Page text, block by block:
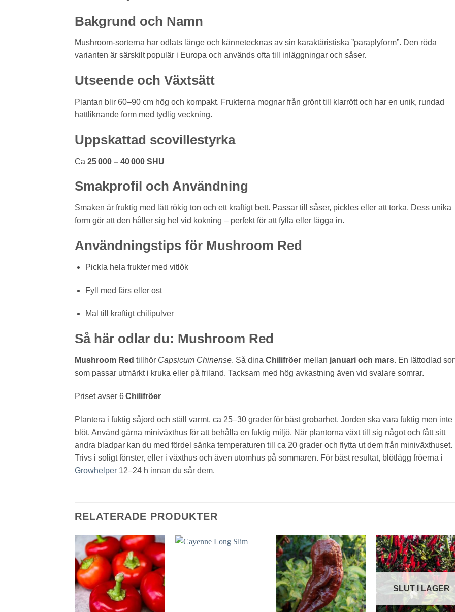
Bakgrund och Namn
Mushroom-sorterna har odlats länge och kännetecknas av sin karaktäristiska ”paraplyform”. Den röda
varianten är särskilt populär i Europa och används ofta till inläggningar och såser.
Utseende och Växtsätt
Plantan blir 60–90 cm hög och kompakt. Frukterna mognar från grönt till klarrött och har en unik, rundad
hattliknande form med tydlig veckning.
Uppskattad scovillestyrka
Ca 25 000 – 40 000 SHU
Smakprofil och Användning
Smaken är fruktig med lätt rökig ton och ett kraftigt bett. Passar till såser, pickles eller att torka. Dess unika
form gör att den håller sig hel vid kokning – perfekt för att fylla eller lägga in.
Användningstips för Mushroom Red
Pickla hela frukter med vitlök
Fyll med färs eller ost
Mal till kraftigt chilipulver
Så här odlar du: Mushroom Red
Mushroom Red tillhör Capsicum Chinense. Så dina Chilifröer mellan januari och mars. En lättodlad
som passar utmärkt i kruka eller på friland. Tacksam med hög avkastning även vid svalare somrar.
Priset avser 6Chilifröer
Plantera i fuktig såjord och ställ varmt. ca 25–30 grader för bäst grobarhet. Jorden ska vara fuktig men inte
blöt. Använd gärna miniväxthus för att behålla en fuktig miljö. När plantorna växt till sig något och fått sitt
andra bladpar kan du med fördel sänka temperaturen till ca 20 grader och flytta ut dem från miniväxthuset.
Trivs i soligt fönster, eller i växthus och även utomhus på sommaren. För bäst resultat, blötlägg fröerna i
Growhelper 12–24 h innan du sår dem.
RELATERADE PRODUKTER
lägg till
favoriter
lägg till
i
favoriter
lägg
i
SLUT I LAGER